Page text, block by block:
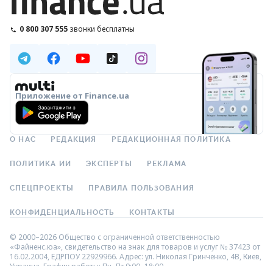
0 800 307 555 звонки бесплатны
Приложение от Finance.ua
О НАС РЕДАКЦИЯ РЕДАКЦИОННАЯ ПОЛИТИКА
ПОЛИТИКА ИИ ЭКСПЕРТЫ РЕКЛАМА
СПЕЦПРОЕКТЫ ПРАВИЛА ПОЛЬЗОВАНИЯ
КОНФИДЕНЦИАЛЬНОСТЬ КОНТАКТЫ
© 2000–2026 Общество с ограниченной ответственностью
«Файненс.юа», свидетельство на знак для товаров и услуг № 37423 от
16.02.2004, ЕДРПОУ 22929966. Адрес: ул. Николая Гринченко, 4В, Киев,